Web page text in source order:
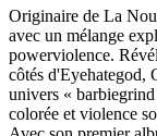
Originaire de La
avec un mélange
powerviolence.
côtés d'Eyehategod,
univers «
colorée et violence